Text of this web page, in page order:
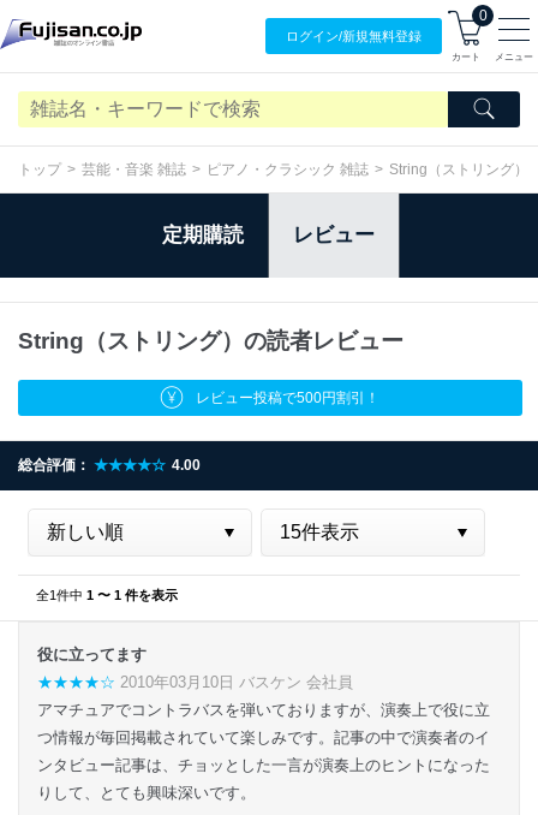
ログイン/新規無料登録
0
カート メニュー
トップ 芸能・音楽 雑誌 ピアノ・クラシック 雑誌 String（ストリング）
定期購読 レビュー
String（ストリング）の読者レビュー
レビュー投稿で500円割引！
総合評価： ★★★★☆ 4.00
全1件中 1 〜 1 件を表示
役に立ってます
★★★★☆ 2010年03月10日 バスケン 会社員
アマチュアでコントラバスを弾いておりますが、演奏上で役に立
つ情報が毎回掲載されていて楽しみです。記事の中で演奏者のイ
ンタビュー記事は、チョッとした一言が演奏上のヒントになった
りして、とても興味深いです。